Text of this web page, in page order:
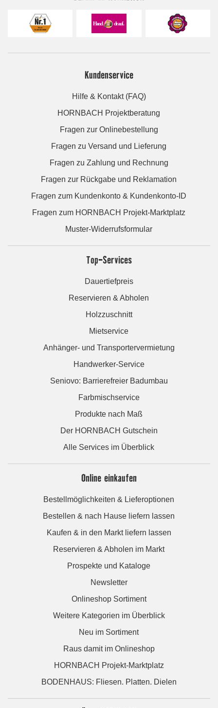
Kundenservice
Hilfe & Kontakt (FAQ)
HORNBACH Projektberatung
Fragen zur Onlinebestellung
Fragen zu Versand und Lieferung
Fragen zu Zahlung und Rechnung
Fragen zur Rückgabe und Reklamation
Fragen zum Kundenkonto & Kundenkonto-ID
Fragen zum HORNBACH Projekt-Marktplatz
Muster-Widerrufsformular
Top-Services
Dauertiefpreis
Reservieren & Abholen
Holzzuschnitt
Mietservice
Anhänger- und Transportervermietung
Handwerker-Service
Seniovo: Barrierefreier Badumbau
Farbmischservice
Produkte nach Maß
Der HORNBACH Gutschein
Alle Services im Überblick
Online einkaufen
Bestellmöglichkeiten & Lieferoptionen
Bestellen & nach Hause liefern lassen
Kaufen & in den Markt liefern lassen
Reservieren & Abholen im Markt
Prospekte und Kataloge
Newsletter
Onlineshop Sortiment
Weitere Kategorien im Überblick
Neu im Sortiment
Raus damit im Onlineshop
HORNBACH Projekt-Marktplatz
BODENHAUS: Fliesen. Platten. Dielen